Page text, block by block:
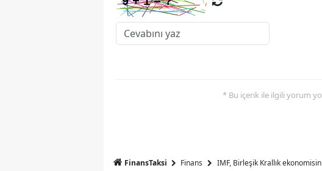
* Bu içerik ile ilgili yorum
FinansTaksi Finans IMF, Birleşik Krallık